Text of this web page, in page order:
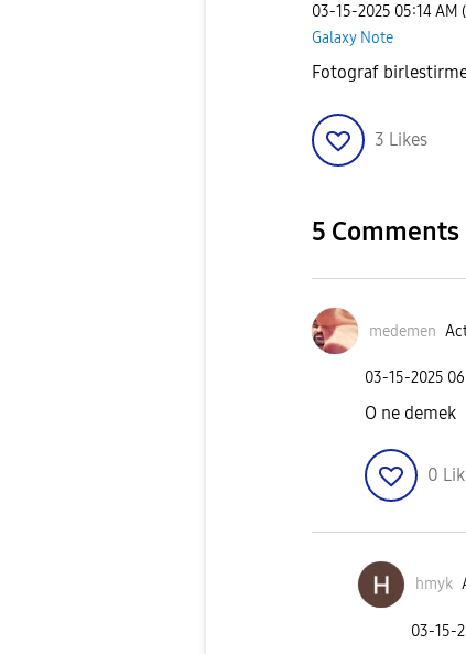
‎03-15-2025 05:14 AM
Galaxy Note
Fotograf
3 Likes
5 Comments
medemen
‎03-15-2025
O ne demek
0
hmyk
‎03-15-